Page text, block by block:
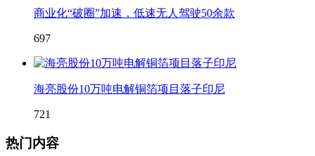
商业化“破圈”加速，低速无人驾驶50余款
697
海亮股份10万吨电解铜箔项目落子印尼
721
热门内容